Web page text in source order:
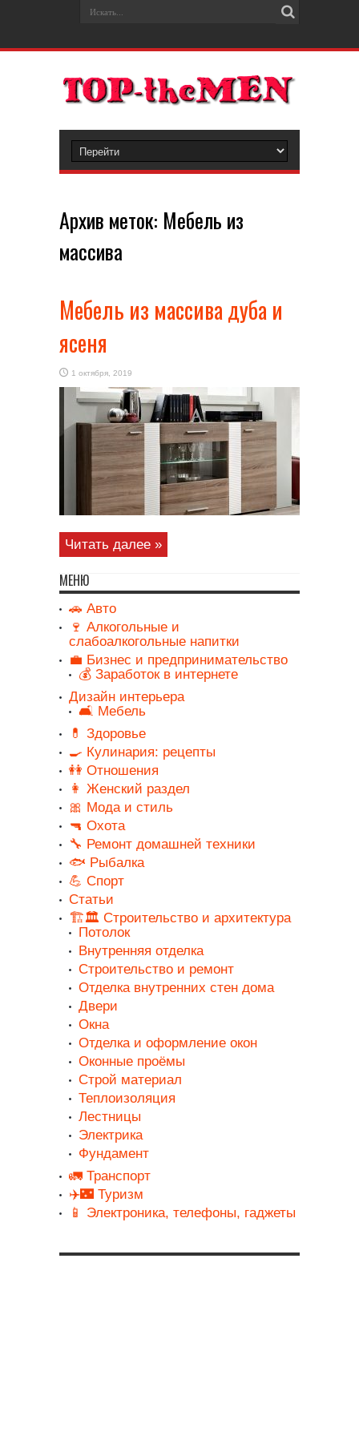
Архив меток: Мебель из
массива
Мебель из массива дуба и
ясеня
1 октября, 2019
Читать далее »
МЕНЮ
🚗 Авто
🍷 Алкогольные и
слабоалкогольные напитки
💼 Бизнес и предпринимательство
💰 Заработок в интернете
Дизайн интерьера
🛋️ Мебель
💊 Здоровье
🍳 Кулинария: рецепты
👭 Отношения
👩 Женский раздел
🎀 Мода и стиль
🔫 Охота
🔧 Ремонт домашней техники
🐟 Рыбалка
💪 Спорт
Статьи
🏗️🏛️ Строительство и архитектура
Потолок
Внутренняя отделка
Строительство и ремонт
Отделка внутренних стен дома
Двери
Окна
Отделка и оформление окон
Оконные проёмы
Строй материал
Теплоизоляция
Лестницы
Электрика
Фундамент
🚛 Транспорт
✈️🌃 Туризм
📱 Электроника, телефоны, гаджеты